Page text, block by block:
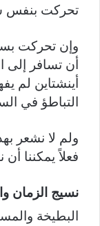
تحركت بنفس
وإن تحركت
أن تسافر إلى
أينشتاين لم
التباطؤ في
ولم لا نشعر
فعلاً يمكننا
نسيج الزمان
البطيخة